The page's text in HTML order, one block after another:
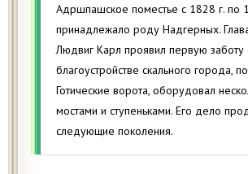
Адршпашское поместье с 1828 г. по
принадлежало роду Надгерных.
Людвиг Карл проявил первую заботу
благоустройстве скального города,
Готические ворота, оборудовал
мостами и ступеньками. Его дело
следующие поколения.